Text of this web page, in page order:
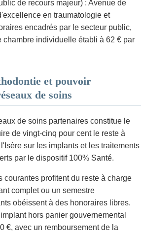
de recours majeur) : Avenue de
en traumatologie et
encadrés par le secteur public,
chambre individuelle établi à 62 € par
et pouvoir
de soins
de soins partenaires constitue le
de vingt-cinq pour cent le reste à
sur les implants et les traitements
par le dispositif 100% Santé.
courantes profitent du reste à charge
complet ou un semestre
obéissent à des honoraires libres.
hors panier gouvernemental
€, avec un remboursement de la